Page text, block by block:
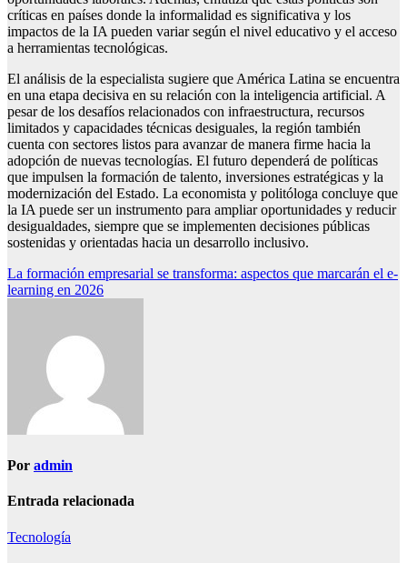
críticas en países donde la informalidad es significativa y los
impactos de la IA pueden variar según el nivel educativo y el acceso
a herramientas tecnológicas.
El análisis de la especialista sugiere que América Latina se encuentra
en una etapa decisiva en su relación con la inteligencia artificial. A
pesar de los desafíos relacionados con infraestructura, recursos
limitados y capacidades técnicas desiguales, la región también
cuenta con sectores listos para avanzar de manera firme hacia la
adopción de nuevas tecnologías. El futuro dependerá de políticas
que impulsen la formación de talento, inversiones estratégicas y la
modernización del Estado. La economista y politóloga concluye que
la IA puede ser un instrumento para ampliar oportunidades y reducir
desigualdades, siempre que se implementen decisiones públicas
sostenidas y orientadas hacia un desarrollo inclusivo.
Navegación
de
La formación empresarial se transforma: aspectos que marcarán el e-
learning en 2026
Por admin
Entrada relacionada
Tecnología